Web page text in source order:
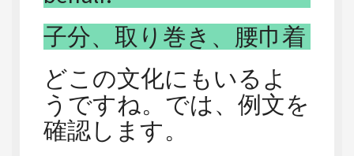
子分、取り巻き、腰巾着
どこの文化にもいるよ
うですね。では、例文を
確認します。